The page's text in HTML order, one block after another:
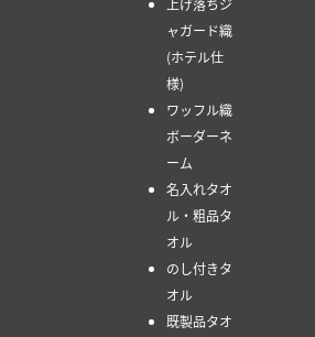
上げ落ちジ
ャガード織
(ホテル仕
様)
ワッフル織
ボーダーネ
ーム
名入れタオ
ル・粗品タ
オル
のし付きタ
オル
既製品タオ